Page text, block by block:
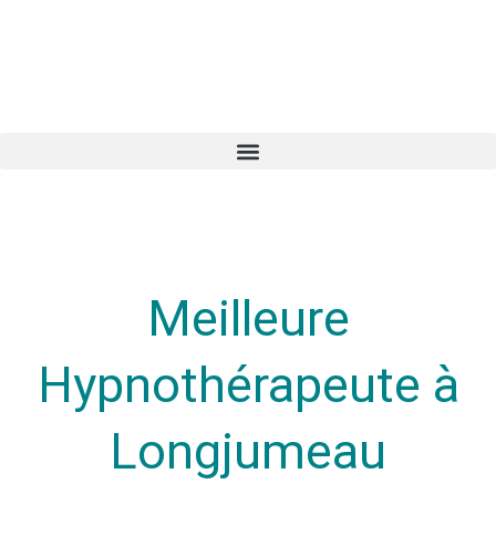
Meilleure
Hypnothérapeute à
Longjumeau